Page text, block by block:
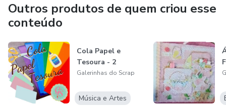
parentes e amigos o seu talento e criatividade.
escritório e até quem sabe um $$ extra.
💚Venha despertar a criança que existe dentro de você!
❤️Equipe Galerinhas do Scrap 💚
Outros produtos de quem criou esse
conteúdo
Cola Papel e
Tesoura - 2
Galerinhas do Scrap
Música e Artes